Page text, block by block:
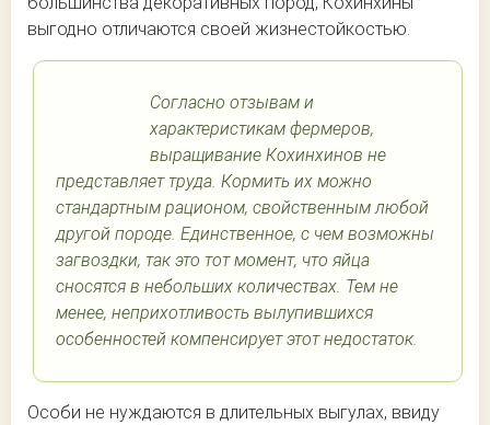
выгодно отличаются своей жизнестойкостью.
Согласно отзывам и
характеристикам фермеров,
выращивание Кохинхинов не
представляет труда. Кормить их можно
стандартным рационом, свойственным любой
другой породе. Единственное, с чем возможны
загвоздки, так это тот момент, что яйца
сносятся в небольших количествах. Тем не
менее, неприхотливость вылупившихся
особенностей компенсирует этот недостаток.
Особи не нуждаются в длительных выгулах, ввиду